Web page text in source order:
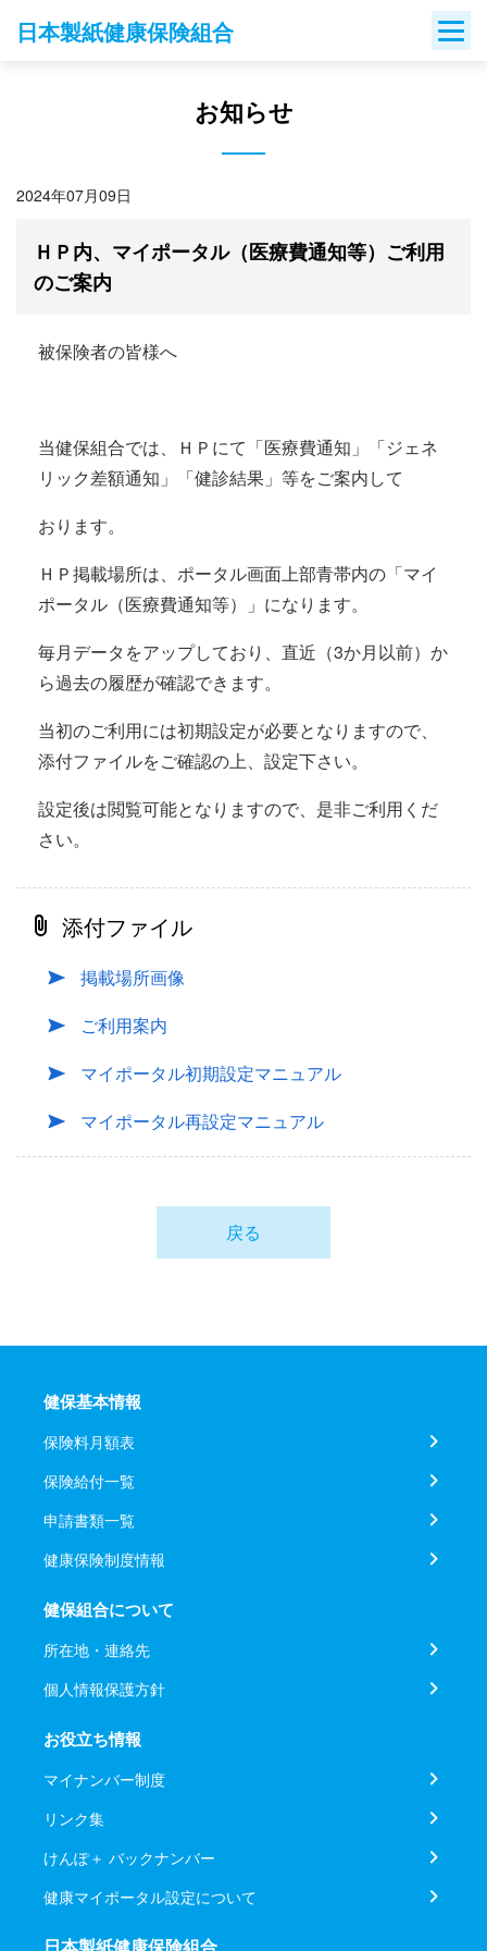
日本製紙健康保険組合
お知らせ
2024年07月09日
ＨＰ内、マイポータル（医療費通知等）ご利用
のご案内
被保険者の皆様へ
当健保組合では、ＨＰにて「医療費通知」「ジェネ
リック差額通知」「健診結果」等をご案内して
おります。
ＨＰ掲載場所は、ポータル画面上部青帯内の「マイ
ポータル（医療費通知等）」になります。
毎月データをアップしており、直近（3か月以前）か
ら過去の履歴が確認できます。
当初のご利用には初期設定が必要となりますので、
添付ファイルをご確認の上、設定下さい。
設定後は閲覧可能となりますので、是非ご利用くだ
さい。
添付ファイル
掲載場所画像
ご利用案内
マイポータル初期設定マニュアル
マイポータル再設定マニュアル
戻る
健保基本情報
保険料月額表
保険給付一覧
申請書類一覧
健康保険制度情報
健保組合について
所在地・連絡先
個人情報保護方針
お役立ち情報
マイナンバー制度
リンク集
けんぽ＋ バックナンバー
健康マイポータル設定について